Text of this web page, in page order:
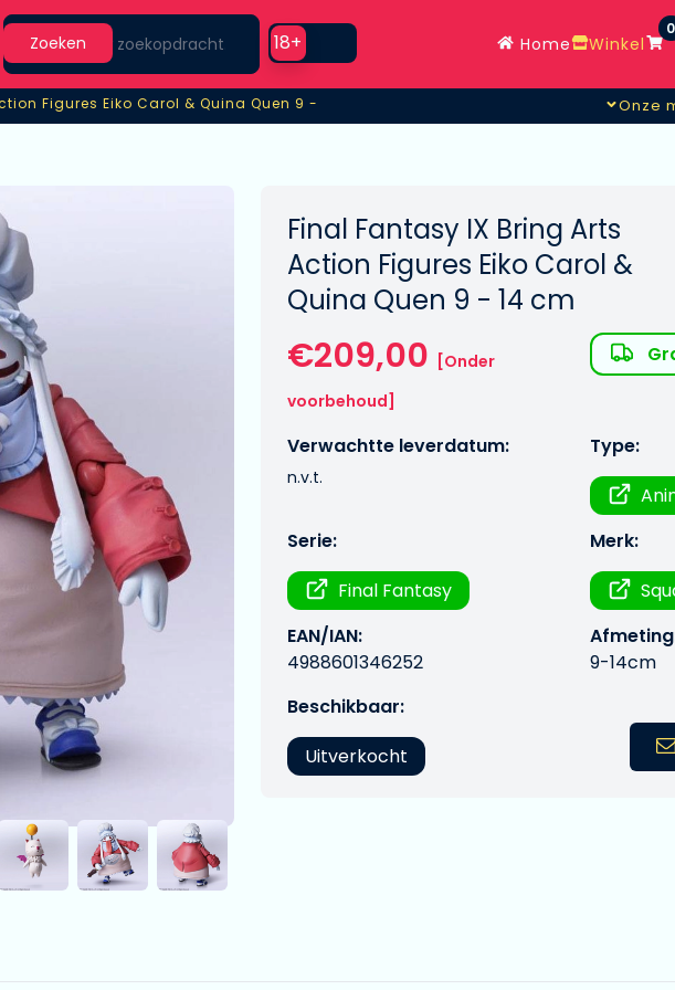
Search
Zoeken
Use setting
18+ Home Winkel
0
Figures Eiko Carol & Quina Quen 9 -
Figures Eiko Carol & Quina Quen 9 - Onze
Final Fantasy IX Bring Arts
Action Figures Eiko Carol &
Quina Quen 9 - 14 cm
€209,00 [Onder
voorbehoud]
Verwachtte leverdatum:
n.v.t.
Type:
Serie:
Final Fantasy
Merk:
EAN/IAN:
4988601346252
9-14cm
Beschikbaar:
Uitverkocht